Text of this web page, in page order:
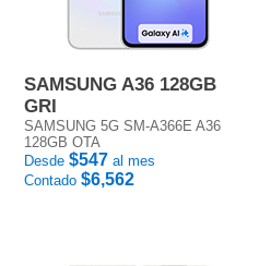
SAMSUNG A36 128GB
GRI
SAMSUNG 5G SM-A366E A36
128GB OTA
Desde $547 al mes
Contado $6,562